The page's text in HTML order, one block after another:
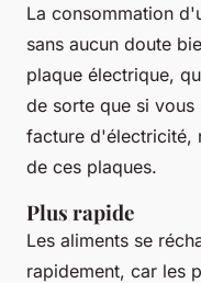
La consommation
sans aucun doute
plaque électrique,
de sorte que si
facture d'électricité,
de ces plaques.
Plus rapide
Les aliments se
rapidement, car les